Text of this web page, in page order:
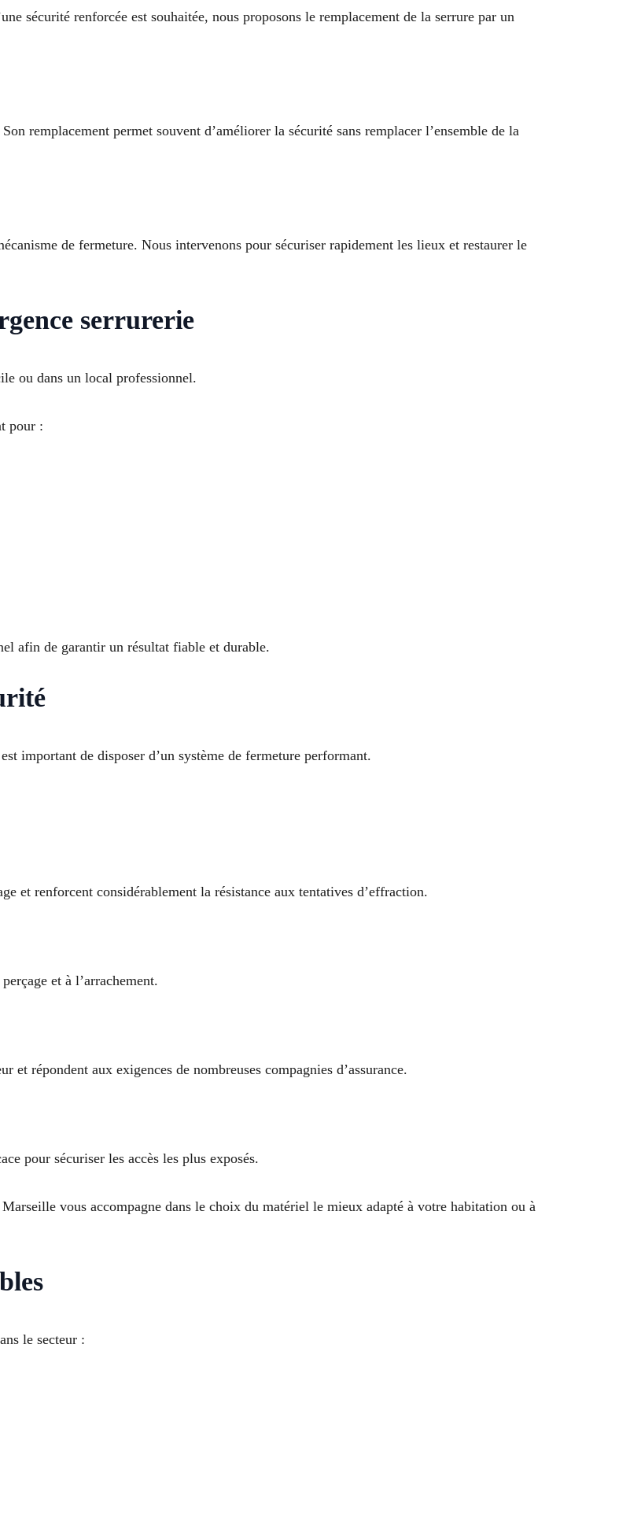
sécurité renforcée est souhaitée, nous proposons le remplacement de la serrure par un
remplacement permet souvent d’améliorer la sécurité sans remplacer l’ensemble de la
de fermeture. Nous intervenons pour sécuriser rapidement les lieux et restaurer le
serrurerie
ou dans un local professionnel.
pour :
afin de garantir un résultat fiable et durable.
important de disposer d’un système de fermeture performant.
et renforcent considérablement la résistance aux tentatives d’effraction.
et à l’arrachement.
répondent aux exigences de nombreuses compagnies d’assurance.
pour sécuriser les accès les plus exposés.
vous accompagne dans le choix du matériel le mieux adapté à votre habitation ou à
le secteur :